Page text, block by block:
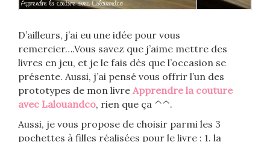
D’ailleurs, j’ai eu une idée pour vous
remercier….Vous savez que j’aime mettre des
livres en jeu, et je le fais dès que l’occasion se
présente. Aussi, j’ai pensé vous offrir l’un des
prototypes de mon livre Apprendre la couture
avec Lalouandco, rien que ça ^^.
Aussi, je vous propose de choisir parmi les 3
pochettes à filles réalisées pour le livre : 1. la